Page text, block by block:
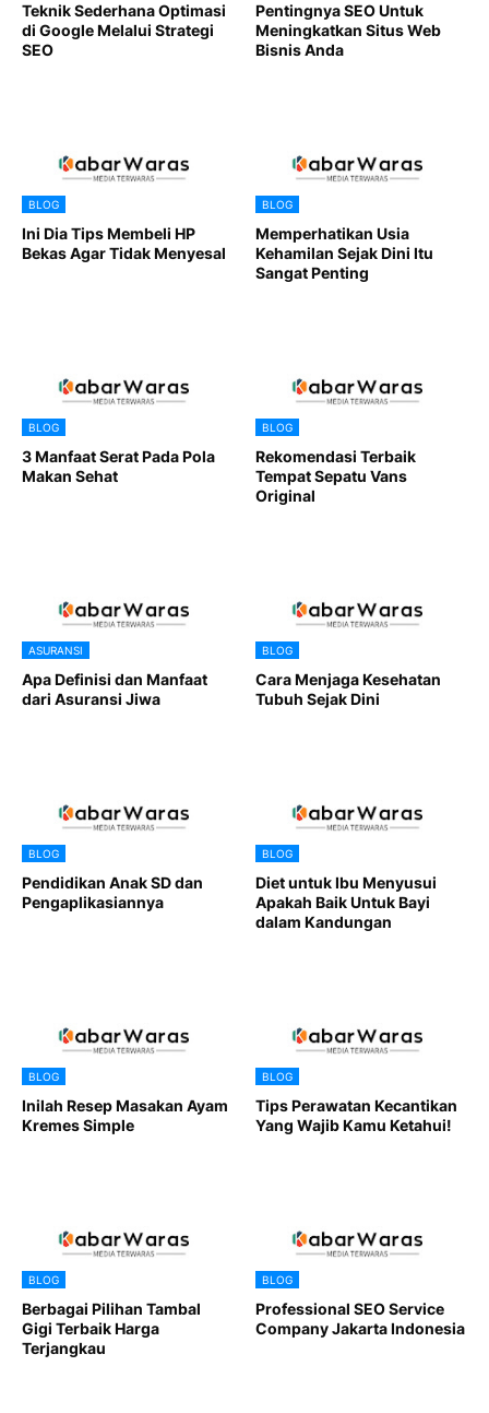
Teknik Sederhana Optimasi
di Google Melalui Strategi
SEO
Pentingnya SEO Untuk
Meningkatkan Situs Web
Bisnis Anda
BLOG
Ini Dia Tips Membeli HP
Bekas Agar Tidak Menyesal
BLOG
Memperhatikan Usia
Kehamilan Sejak Dini Itu
Sangat Penting
BLOG
3 Manfaat Serat Pada Pola
Makan Sehat
BLOG
Rekomendasi Terbaik
Tempat Sepatu Vans
Original
ASURANSI
Apa Definisi dan Manfaat
dari Asuransi Jiwa
BLOG
Cara Menjaga Kesehatan
Tubuh Sejak Dini
BLOG
Pendidikan Anak SD dan
Pengaplikasiannya
BLOG
Diet untuk Ibu Menyusui
Apakah Baik Untuk Bayi
dalam Kandungan
BLOG
Inilah Resep Masakan Ayam
Kremes Simple
BLOG
Tips Perawatan Kecantikan
Yang Wajib Kamu Ketahui!
BLOG
Berbagai Pilihan Tambal
Gigi Terbaik Harga
Terjangkau
BLOG
Professional SEO Service
Company Jakarta Indonesia